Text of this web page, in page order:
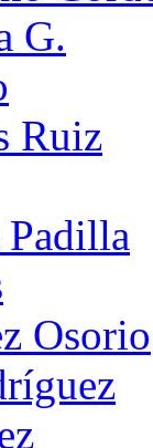
G.
Ruiz
Padilla
Osorio